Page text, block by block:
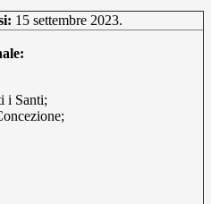
15 settembre 2023.
i Santi;